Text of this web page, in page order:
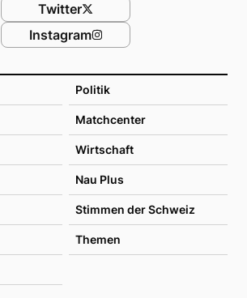
Politik
Matchcenter
Wirtschaft
Nau Plus
Stimmen der Schweiz
Themen
Twitter
Instagram